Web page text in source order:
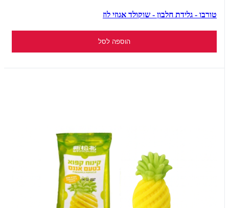
טורבו - גלידת חלבון - שוקולד אגוזי לוז
הוספה לסל